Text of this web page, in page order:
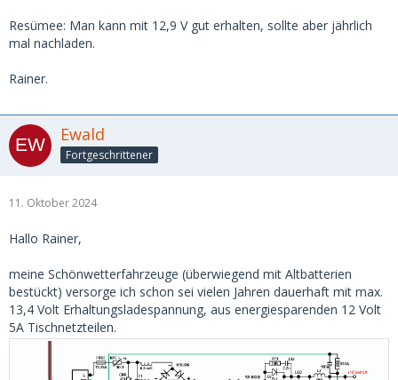
Resümee: Man kann mit 12,9 V gut erhalten, sollte aber jährlich
mal nachladen.
Rainer.
Ewald
Fortgeschrittener
11. Oktober 2024
Hallo Rainer,
meine Schönwetterfahrzeuge (überwiegend mit Altbatterien
bestückt) versorge ich schon sei vielen Jahren dauerhaft mit max.
13,4 Volt Erhaltungsladespannung, aus energiesparenden 12 Volt
5A Tischnetzteilen.